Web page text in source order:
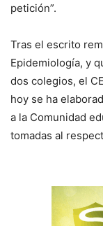
petición”.
Tras el escrito
Epidemiología, y
dos colegios, el
hoy se ha
a la Comunidad
tomadas al